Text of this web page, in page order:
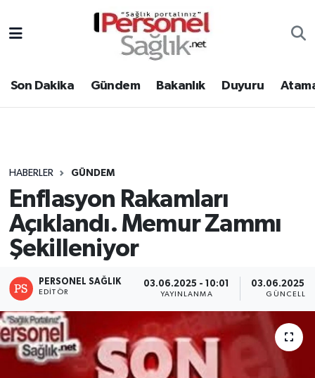
Son Dakika Gündem Bakanlık Duyuru
HABERLER GÜNDEM
Enflasyon Rakamları
Açıklandı. Memur Zammı
Şekilleniyor
PERSONEL SAĞLIK
EDITÖR
03.06.2025 - 10:01
YAYINLANMA
03.06.2025 -
Gündem
Atamalar
Mevzuat
Nöbetçi Eczaneler
Hava Durumu
Tüm Manşetler
Son Dakika Haberleri